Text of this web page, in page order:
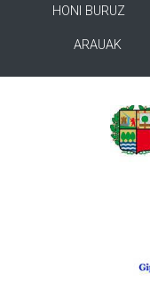
HONI BURUZ
ARAUAK